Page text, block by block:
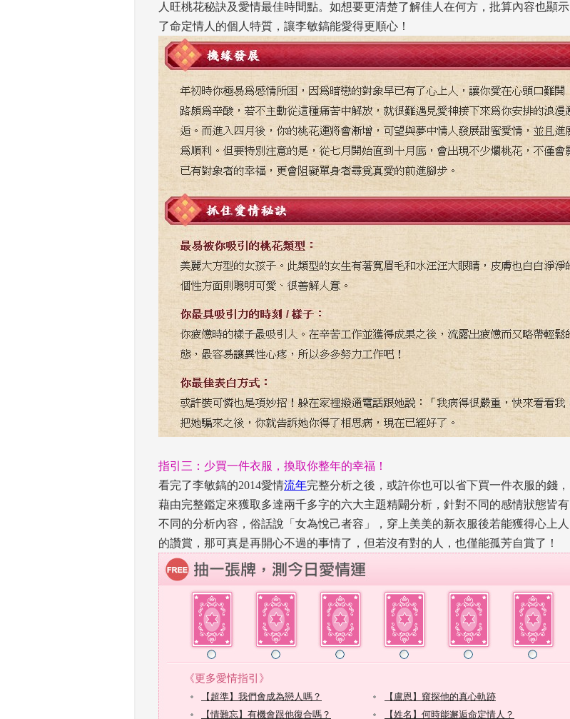
人旺桃花秘訣及愛情最佳時間點。如想要更清楚了解佳人在何方，批算內容也顯示
了命定情人的個人特質，讓李敏鎬能愛得更順心！
指引三：少買一件衣服，換取你整年的幸福！
看完了李敏鎬的2014愛情流年完整分析之後，或許你也可以省下買一件衣服的錢，
藉由完整鑑定來獲取多達兩千多字的六大主題精闢分析，針對不同的感情狀態皆有
不同的分析內容，俗話說「女為悅己者容」，穿上美美的新衣服後若能獲得心上人
的讚賞，那可真是再開心不過的事情了，但若沒有對的人，也僅能孤芳自賞了！